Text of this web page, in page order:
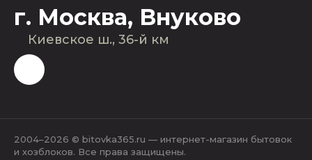
г. Москва, Внуково
Киевское ш., 36-й км
2004–2026 © bitovka365.ru — интернет-магазин бытовок
и хозблоков. Все права защищены.